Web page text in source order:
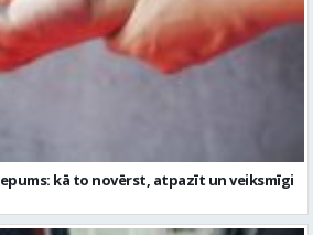
kā to novērst, atpazīt un veiksmīgi